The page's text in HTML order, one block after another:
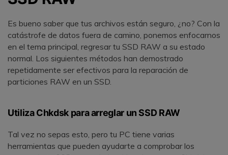
Es bueno saber que tus archivos están seguro, ¿no? Con la
catástrofe de datos fuera de camino, ponemos enfocarnos
en el tema principal, regresar tu SSD RAW a su estado
normal. Los siguientes métodos han demostrado
repetidamente ser efectivos para la reparación de
particiones RAW en un SSD.
Utiliza Chkdsk para arreglar un SSD RAW
Tal vez no sepas esto, pero tu PC tiene varias
herramientas que pueden ayudarte a comprobar los